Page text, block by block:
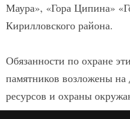
Маура», «Гора Ципина»
Кирилловского района.
Обязанности по охране
памятников возложены
ресурсов и охраны